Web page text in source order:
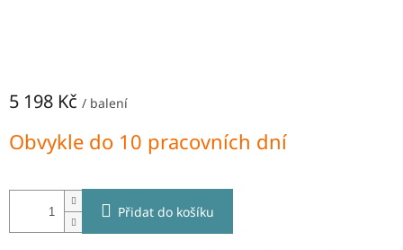
5 198 Kč / balení
cena:
Obvykle do 10 pracovních dní
Přidat do košíku